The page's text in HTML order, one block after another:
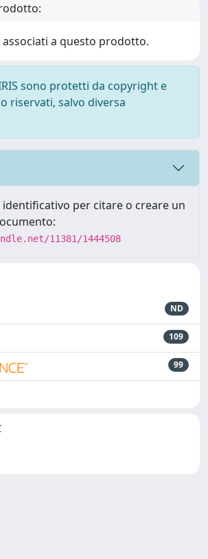
a questo prodotto.
sono protetti da copyright e
riservati, salvo diversa
per citare o creare un
11381/1444508
ND
109
99